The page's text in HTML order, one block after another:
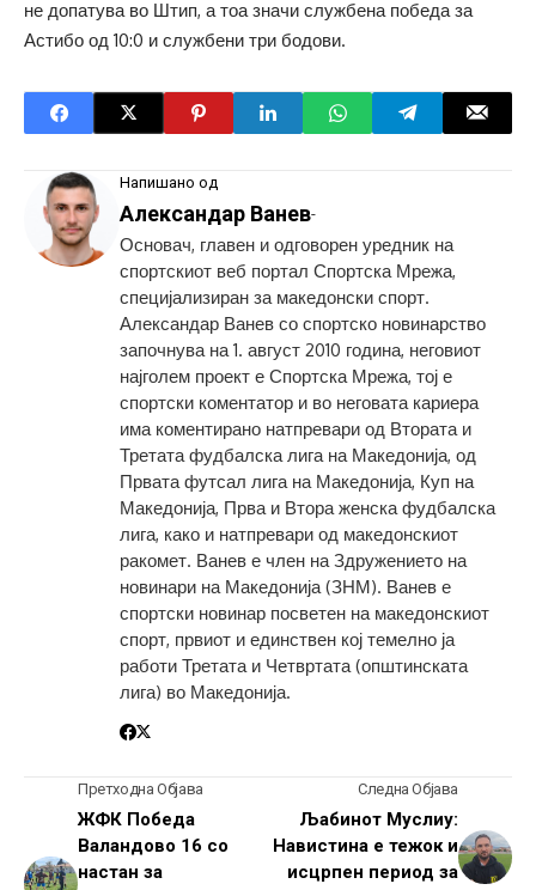
не допатува во Штип, а тоа значи службена победа за
Астибо од 10:0 и службени три бодови.
Напишано од
Александар Ванев-
Основач, главен и одговорен уредник на
спортскиот веб портал Спортска Мрежа,
специјализиран за македонски спорт.
Александар Ванев со спортско новинарство
започнува на 1. август 2010 година, неговиот
најголем проект е Спортска Мрежа, тој е
спортски коментатор и во неговата кариера
има коментирано натпревари од Втората и
Третата фудбалска лига на Македонија, од
Првата футсал лига на Македонија, Куп на
Македонија, Прва и Втора женска фудбалска
лига, како и натпревари од македонскиот
ракомет. Ванев е член на Здружението на
новинари на Македонија (ЗНМ). Ванев е
спортски новинар посветен на македонскиот
спорт, првиот и единствен кој темелно ја
работи Третата и Четвртата (општинската
лига) во Македонија.
Претходна Објава
ЖФК Победа
Валандово 16 со
настан за
Следна Објава
Љабинот Муслиу:
Навистина е тежок и
исцрпен период за